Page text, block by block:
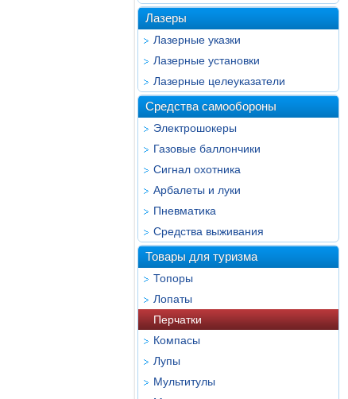
Лазеры
Лазерные указки
Лазерные установки
Лазерные целеуказатели
Средства самообороны
Электрошокеры
Газовые баллончики
Сигнал охотника
Арбалеты и луки
Пневматика
Средства выживания
Товары для туризма
Топоры
Лопаты
Перчатки
Компасы
Лупы
Мультитулы